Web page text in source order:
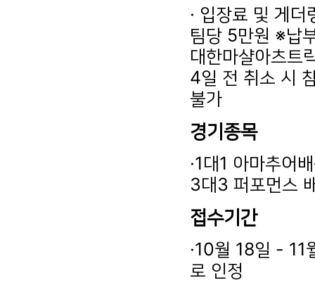
· 입장료 및 게
팀당 5만원 ※납
대한마샬아츠트
4일 전 취소 시
불가
경기종목
·1대1 아마추어
3대3 퍼포먼스
접수기간
·10월 18일 - 11
로 인정